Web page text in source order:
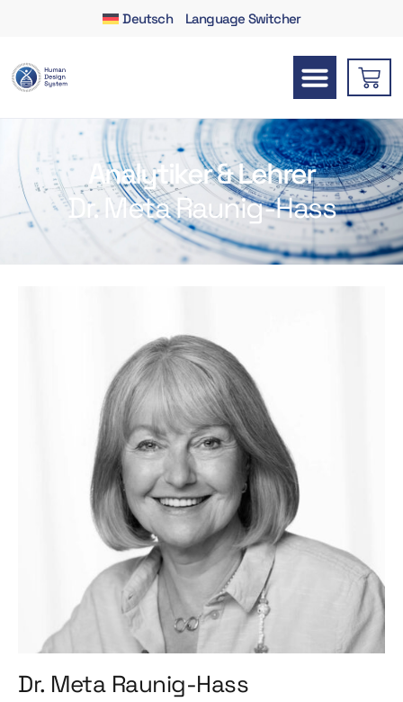
Deutsch Language Switcher
Analytiker & Lehrer
Dr. Meta Raunig-Hass
Dr. Meta Raunig-Hass